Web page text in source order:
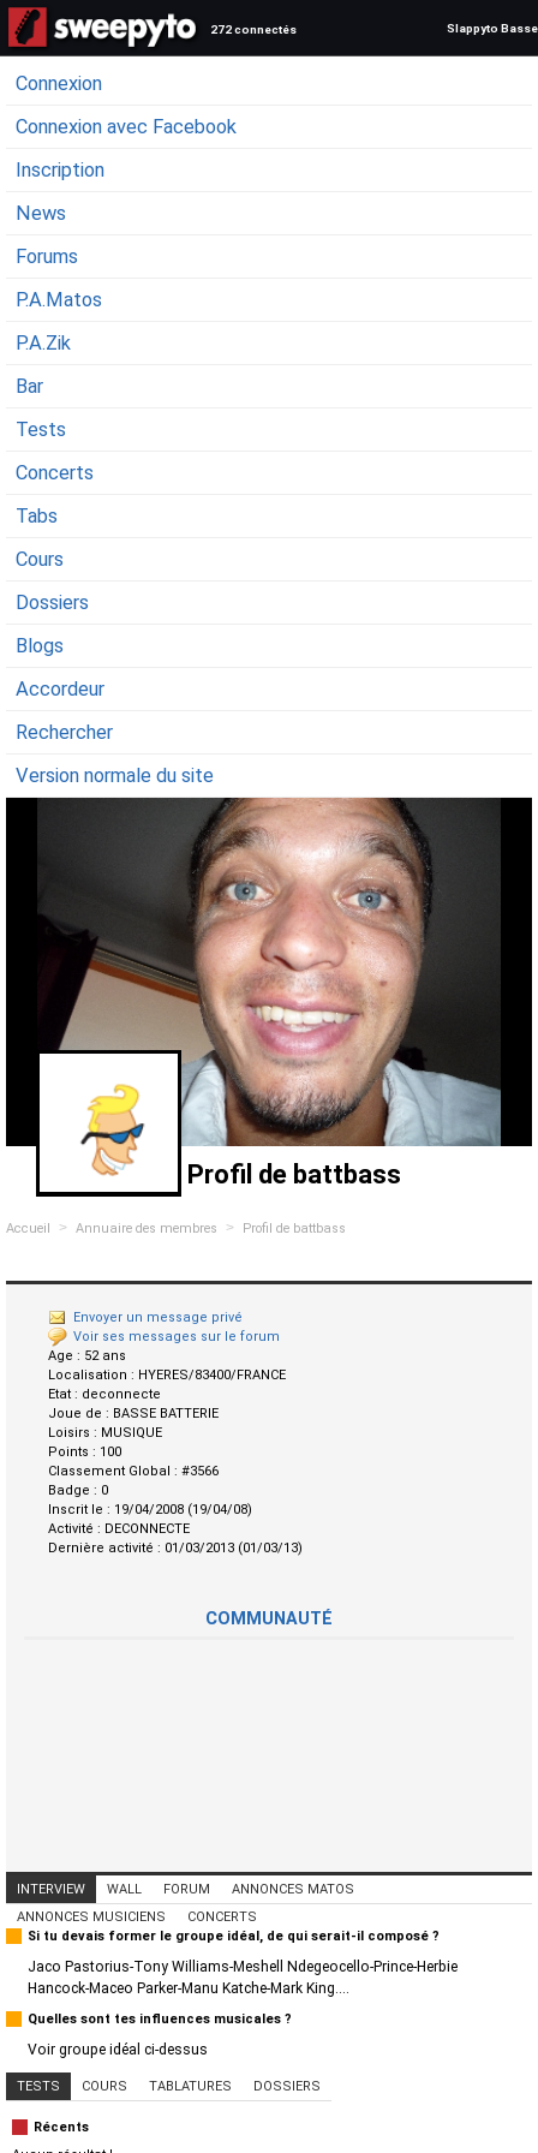
272 connectés Slappyto Basse
Connexion
Connexion avec Facebook
Inscription
News
Forums
P.A.Matos
P.A.Zik
Bar
Tests
Concerts
Tabs
Cours
Dossiers
Blogs
Accordeur
Rechercher
Version normale du site
Profil de battbass
Accueil > Annuaire des membres > Profil de battbass
Envoyer un message privé
Voir ses messages sur le forum
Age : 52 ans
Localisation : HYERES/83400/FRANCE
Etat : deconnecte
Joue de : BASSE BATTERIE
Loisirs : MUSIQUE
Points : 100
Classement Global : #3566
Badge : 0
Inscrit le : 19/04/2008 (19/04/08)
Activité : DECONNECTE
Dernière activité : 01/03/2013 (01/03/13)
COMMUNAUTÉ
INTERVIEW WALL FORUM
ANNONCES MATOS
ANNONCES MUSICIENS
CONCERTS
Si tu devais former le groupe idéal, de qui serait-il composé ?
Jaco Pastorius-Tony Williams-Meshell Ndegeocello-Prince-Herbie
Hancock-Maceo Parker-Manu Katche-Mark King....
Quelles sont tes influences musicales ?
Voir groupe idéal ci-dessus
TESTS COURS TABLATURES DOSSIERS
Récents